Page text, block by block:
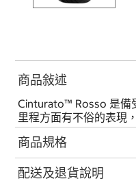
商品敍述
Cinturato™ Rosso 是備
里程方面有不俗的表現
商品規格
配送及退貨說明